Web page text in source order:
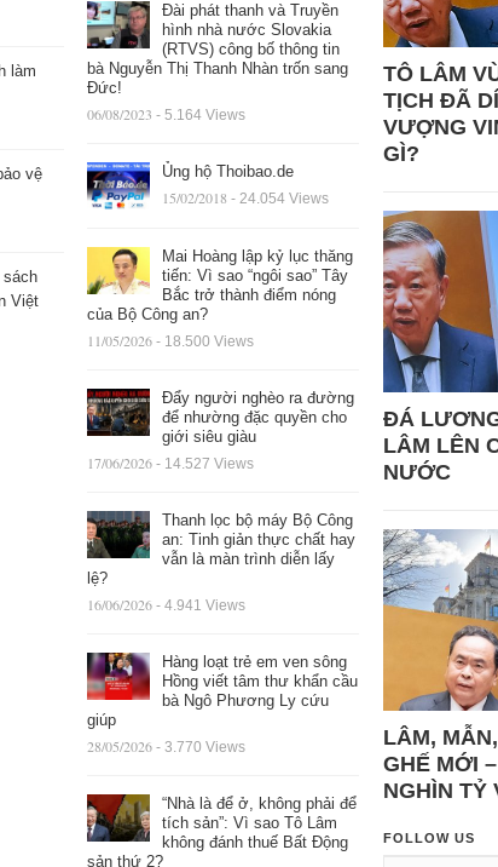
làm
vệ
sách
Việt
Đài phát thanh và Truyền
hình nhà nước Slovakia
(RTVS) công bố thông tin
bà Nguyễn Thị Thanh Nhàn trốn sang
Đức!
06/08/2023 - 5.164 Views
Ủng hộ Thoibao.de
15/02/2018 - 24.054 Views
Mai Hoàng lập kỷ lục thăng
tiến: Vì sao “ngôi sao” Tây
Bắc trở thành điểm nóng
của Bộ Công an?
11/05/2026 - 18.500 Views
Đẩy người nghèo ra đường
để nhường đặc quyền cho
giới siêu giàu
17/06/2026 - 14.527 Views
Thanh lọc bộ máy Bộ Công
an: Tinh giản thực chất hay
vẫn là màn trình diễn lấy
lệ?
16/06/2026 - 4.941 Views
Hàng loạt trẻ em ven sông
Hồng viết tâm thư khẩn cầu
bà Ngô Phương Ly cứu
giúp
28/05/2026 - 3.770 Views
“Nhà là để ở, không phải để
tích sản”: Vì sao Tô Lâm
không đánh thuế Bất Động
sản thứ 2?
TÔ LÂM
TỊCH ĐÃ
VƯỢNG
GÌ?
ĐÁ
LÂM LÊN
NƯỚC
LÂM,
GHẾ MỚI
NGHÌN TỶ
FOLLOW US